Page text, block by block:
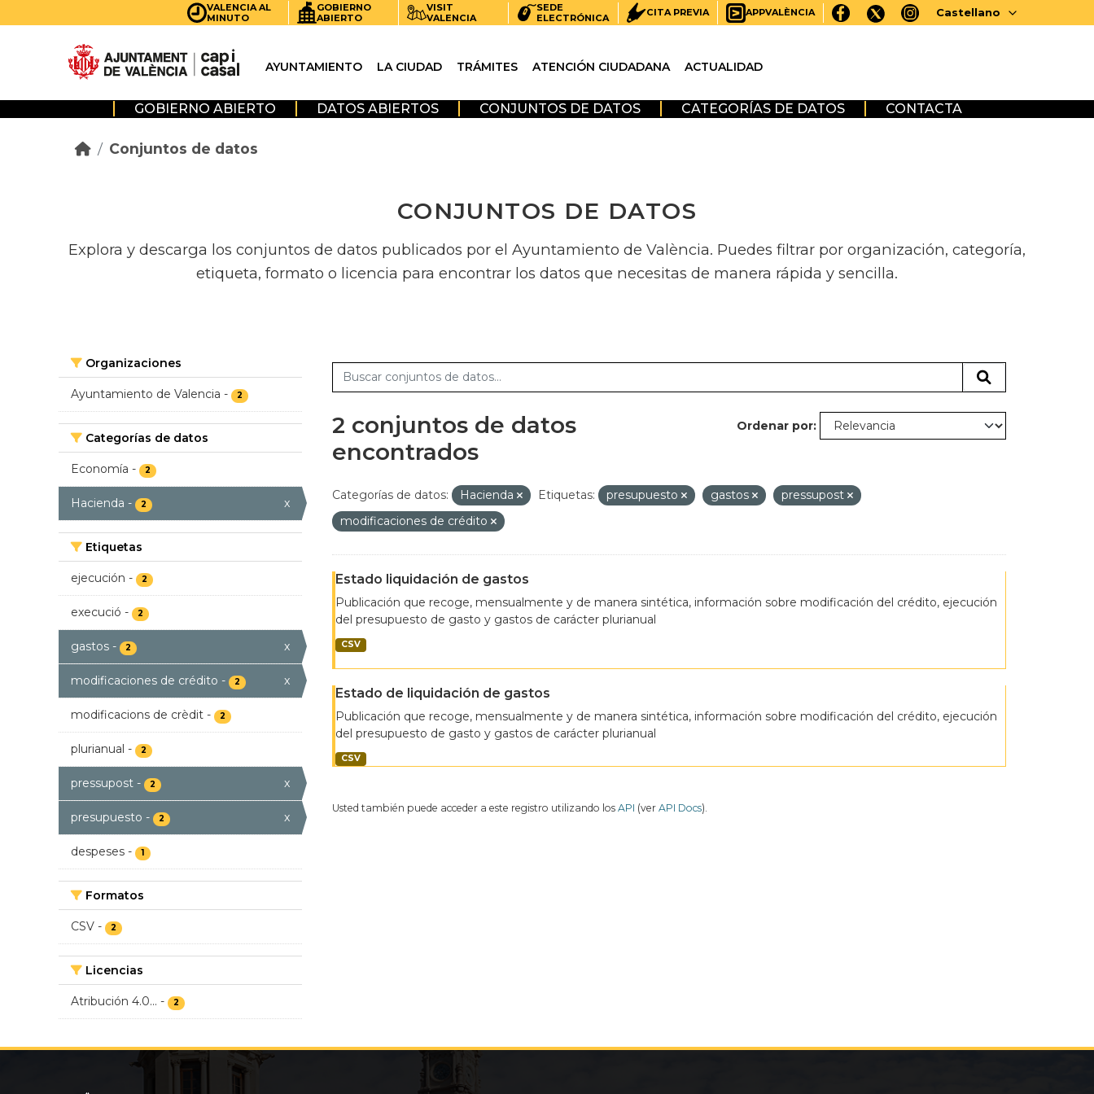
VALENCIA AL
MINUTO
GOBIERNO
ABIERTO
VISIT
VALENCIA
SEDE
ELECTRÓNICA
CITA PREVIA APPVALÈNCIA Castellano
AYUNTAMIENTO LA CIUDAD TRÁMITES ATENCIÓN CIUDADANA ACTUALIDAD
GOBIERNO ABIERTO DATOS ABIERTOS CONJUNTOS DE DATOS CATEGORÍAS DE DATOS CONTACTA
Conjuntos de datos
CONJUNTOS DE DATOS
Explora y descarga los conjuntos de datos publicados por el Ayuntamiento de València. Puedes filtrar por organización, categoría,
etiqueta, formato o licencia para encontrar los datos que necesitas de manera rápida y sencilla.
Organizaciones
Ayuntamiento de Valencia - 2
Categorías de datos
Economía - 2
Hacienda - 2 x
Etiquetas
ejecución - 2
execució - 2
gastos - 2 x
modificaciones de crédito - 2 x
modificacions de crèdit - 2
plurianual - 2
pressupost - 2 x
presupuesto - 2 x
despeses - 1
Formatos
CSV - 2
Licencias
Atribución 4.0... - 2
Ordenar por
2 conjuntos de datos
encontrados
Categorías de datos: Hacienda Etiquetas: presupuesto gastos
pressupost
modificaciones de crédito
Estado liquidación de gastos
Publicación que recoge, mensualmente y de manera sintética, información sobre modificación del crédito, ejecución
del presupuesto de gasto y gastos de carácter plurianual
CSV
Estado de liquidación de gastos
Publicación que recoge, mensualmente y de manera sintética, información sobre modificación del crédito, ejecución
del presupuesto de gasto y gastos de carácter plurianual
CSV
Usted también puede acceder a este registro utilizando los API (ver API Docs).